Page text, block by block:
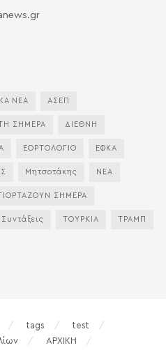
ΝΕΑ ΑΣΕΠ
ΣΗΜΕΡΑ ΔΙΕΘΝΗ
ΕΟΡΤΟΛΟΓΙΟ ΕΦΚΑ
Μητσοτάκης ΝΕΑ
ΣΗΜΕΡΑ
Συντάξεις ΤΟΥΡΚΙΑ ΤΡΑΜΠ
tags
test
ΑΡΧΙΚΗ